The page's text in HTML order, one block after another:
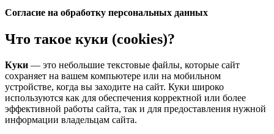
Согласие на обработку персональных данных
Что такое куки (cookies)?
Куки — это небольшие текстовые файлы, которые сайт
сохраняет на вашем компьютере или на мобильном
устройстве, когда вы заходите на сайт. Куки широко
используются как для обеспечения корректной или более
эффективной работы сайта, так и для предоставления нужной
информации владельцам сайта.